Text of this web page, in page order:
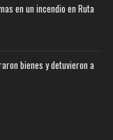
en un incendio en Ruta
bienes y detuvieron a